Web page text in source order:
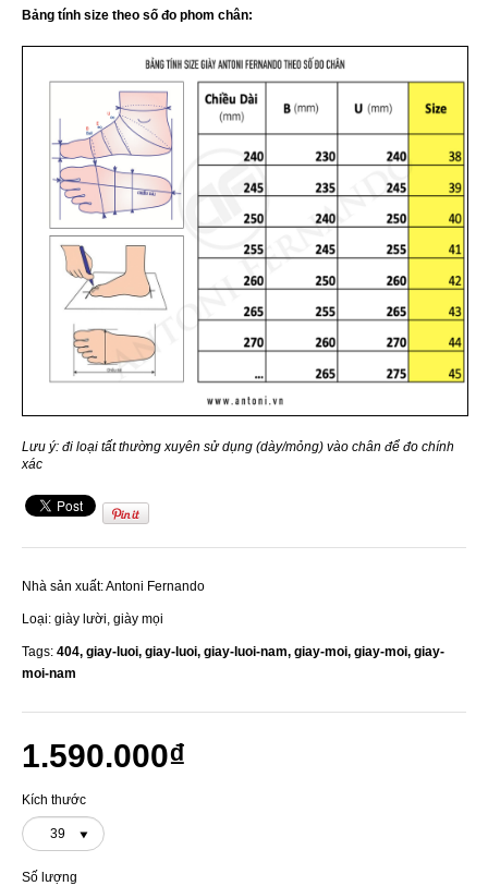
Bảng tính size theo số đo phom chân:
Lưu ý: đi loại tất thường xuyên sử dụng (dày/mỏng) vào chân để đo chính
xác
Nhà sản xuất:Antoni Fernando
Loại: giày lười, giày mọi
Tags: 404, giay-luoi, giay-luoi, giay-luoi-nam, giay-moi, giay-moi, giay-
moi-nam
1.590.000₫
Kích thước
39
Số lượng